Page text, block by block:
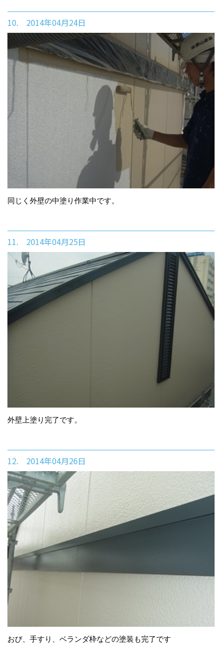
10. 2014年04月24日
同じく外壁の中塗り作業中です。
11. 2014年04月25日
外壁上塗り完了です。
12. 2014年04月26日
おび、手すり、ベランダ枠などの塗装も完了です